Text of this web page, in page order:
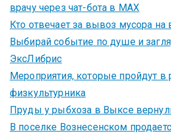
врачу через чат-бота в MAX
Кто отвечает за вывоз мусора на
Выбирай событие по душе и
ЭксЛибрис
Мероприятия, которые пройдут в
физкультурника
Пруды у рыбхоза в Выксе
В поселке Вознесенском